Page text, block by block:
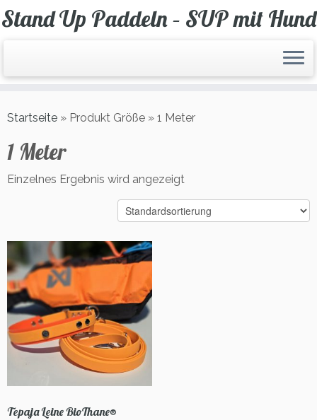
Zum
Inhalt
Stand Up Paddeln – SUP mit Hund
Startseite » Produkt Größe » 1 Meter
1 Meter
Einzelnes Ergebnis wird angezeigt
Tepaja Leine BioThane®